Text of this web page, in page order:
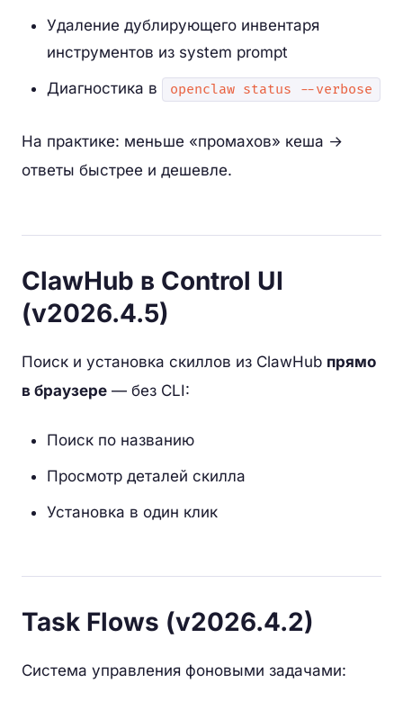
Удаление дублирующего инвентаря
инструментов из system prompt
Диагностика в
openclaw status --verbose
На практике: меньше «промахов» кеша →
ответы быстрее и дешевле.
ClawHub в Control UI
(v2026.4.5)
Поиск и установка скиллов из ClawHub прямо
в браузере — без CLI:
Поиск по названию
Просмотр деталей скилла
Установка в один клик
Task Flows (v2026.4.2)
Система управления фоновыми задачами: